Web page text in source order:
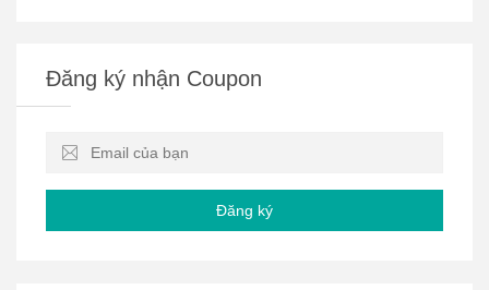
Đăng ký nhận Coupon
Đăng ký